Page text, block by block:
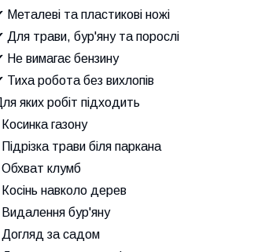
Металеві та пластикові ножі
Для трави, бур'яну та порослі
Не вимагає бензину
Тиха робота без вихлопів
яких робіт підходить
Косинка газону
Підрізка трави біля паркана
Обхват клумб
Косінь навколо дерев
Видалення бур'яну
Догляд за садом